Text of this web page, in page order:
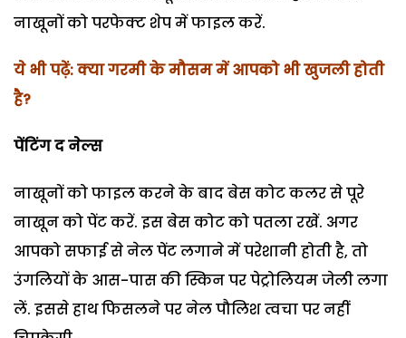
नाखूनों को परफेक्ट शेप में फाइल करें.
ये भी पढ़ें: क्या गरमी के मौसम में आपको भी खुजली होती
है?
पेंटिंग द नेल्स
नाखूनों को फाइल करने के बाद बेस कोट कलर से पूरे
नाखून को पेंट करें. इस बेस कोट को पतला रखें. अगर
आपको सफाई से नेल पेंट लगाने में परेशानी होती है, तो
उंगलियों के आस-पास की स्किन पर पेट्रोलियम जेली लगा
लें. इससे हाथ फिसलने पर नेल पौलिश त्वचा पर नहीं